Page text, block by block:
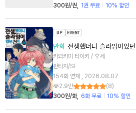
300원/권
1권 무료 10% 할인
만화 전생했더니 슬라임이었
카와카미 타이키 / 후세
판타지/SF
154화 연재 , 2026.08.07
2.9만
(8)
300원/화
6화 무료 10% 할인